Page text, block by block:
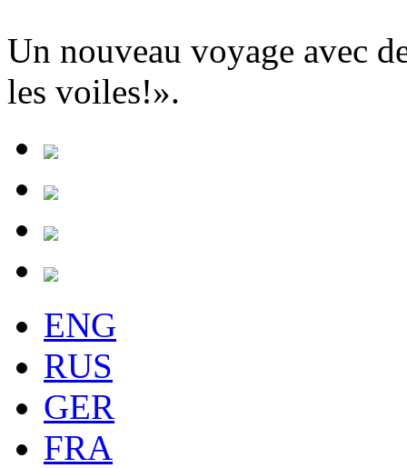
Un nouveau voyage avec
les voiles!».
ENG
RUS
GER
FRA